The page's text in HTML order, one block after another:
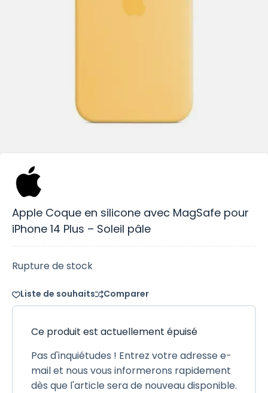
Apple Coque en silicone avec MagSafe pour
iPhone 14 Plus – Soleil pâle
Rupture de stock
Liste de souhaits Comparer
Ce produit est actuellement épuisé
Pas d'inquiétudes ! Entrez votre adresse e-
mail et nous vous informerons rapidement
dès que l'article sera de nouveau disponible.